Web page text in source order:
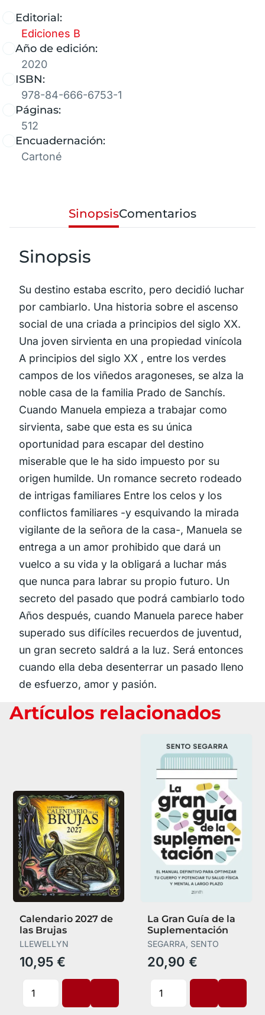
Editorial:
Ediciones B
Año de edición:
2020
ISBN:
978-84-666-6753-1
Páginas:
512
Encuadernación:
Cartoné
SinopsisComentarios
Sinopsis
Su destino estaba escrito, pero decidió luchar
por cambiarlo. Una historia sobre el ascenso
social de una criada a principios del siglo XX.
Una joven sirvienta en una propiedad vinícola
A principios del siglo XX , entre los verdes
campos de los viñedos aragoneses, se alza la
noble casa de la familia Prado de Sanchís.
Cuando Manuela empieza a trabajar como
sirvienta, sabe que esta es su única
oportunidad para escapar del destino
miserable que le ha sido impuesto por su
origen humilde. Un romance secreto rodeado
de intrigas familiares Entre los celos y los
conflictos familiares -y esquivando la mirada
vigilante de la señora de la casa-, Manuela se
entrega a un amor prohibido que dará un
vuelco a su vida y la obligará a luchar más
que nunca para labrar su propio futuro. Un
secreto del pasado que podrá cambiarlo todo
Años después, cuando Manuela parece haber
superado sus difíciles recuerdos de juventud,
un gran secreto saldrá a la luz. Será entonces
cuando ella deba desenterrar un pasado lleno
de esfuerzo, amor y pasión.
Artículos relacionados
Calendario 2027 de
las Brujas
LLEWELLYN
10,95 €
La Gran Guía de la
Suplementación
SEGARRA, SENTO
20,90 €